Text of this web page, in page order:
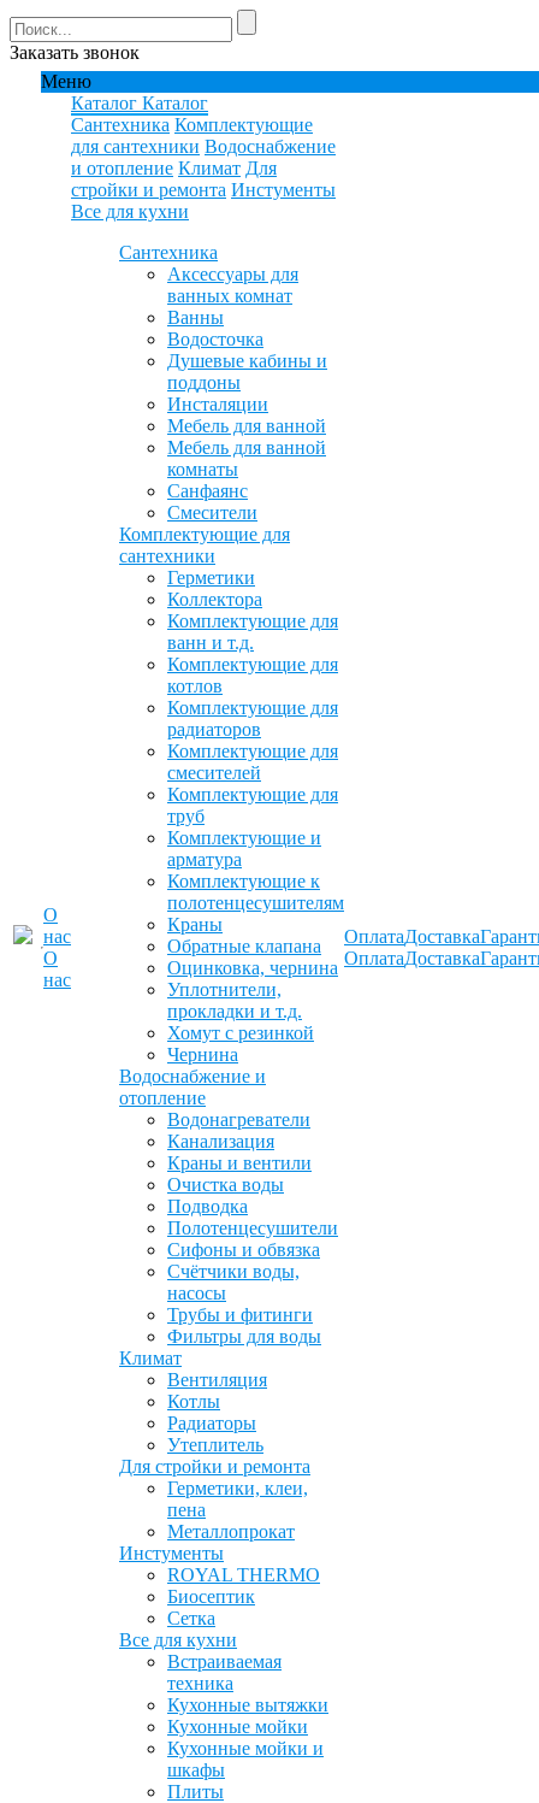
Заказать звонок
Меню
О
нас
О
нас
Каталог Каталог
Сантехника Комплектующие
для сантехники Водоснабжение
и отопление Климат Для
стройки и ремонта Инстументы
Все для кухни
Сантехника
Аксессуары для
ванных комнат
Ванны
Водосточка
Душевые кабины и
поддоны
Инсталяции
Мебель для ванной
Мебель для ванной
комнаты
Санфаянс
Смесители
Комплектующие для
сантехники
Герметики
Коллектора
Комплектующие для
ванн и т.д.
Комплектующие для
котлов
Комплектующие для
радиаторов
Комплектующие для
смесителей
Комплектующие для
труб
Комплектующие и
арматура
Комплектующие к
полотенцесушителям
Краны
Обратные клапана
Оцинковка, чернина
Уплотнители,
прокладки и т.д.
Хомут с резинкой
Чернина
Водоснабжение и
отопление
Водонагреватели
Канализация
Краны и вентили
Очистка воды
Подводка
Полотенцесушители
Сифоны и обвязка
Счётчики воды,
насосы
Трубы и фитинги
Фильтры для воды
Климат
Вентиляция
Котлы
Радиаторы
Утеплитель
Для стройки и ремонта
Герметики, клеи,
пена
Металлопрокат
Инстументы
ROYAL THERMO
Биосептик
Сетка
Все для кухни
Встраиваемая
техника
Кухонные вытяжки
Кухонные мойки
Кухонные мойки и
шкафы
Плиты
Оплата
Оплата
Доставка
Доставка